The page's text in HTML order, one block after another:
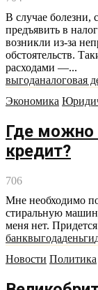
В случае болезни,
предъявить в
возникли из-за
обстоятельств.
расходами —...
выгоданалоговая
Экономика
Где можно
кредит?
706
Мне необходимо
стиральную
меня нет.
банквыгодаденьги
Новости Политика